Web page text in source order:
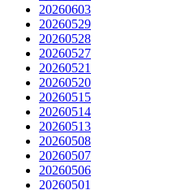
20260603
20260529
20260528
20260527
20260521
20260520
20260515
20260514
20260513
20260508
20260507
20260506
20260501